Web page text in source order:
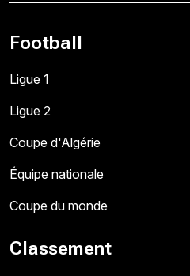
Football
Ligue 1
Ligue 2
Coupe d'Algérie
Équipe nationale
Coupe du monde
Classement